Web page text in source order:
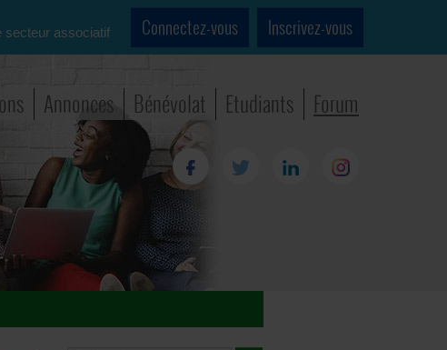
secteur associatif Connectez-vous Inscrivez-vous
Annonces Bénévolat Etudiants Forum